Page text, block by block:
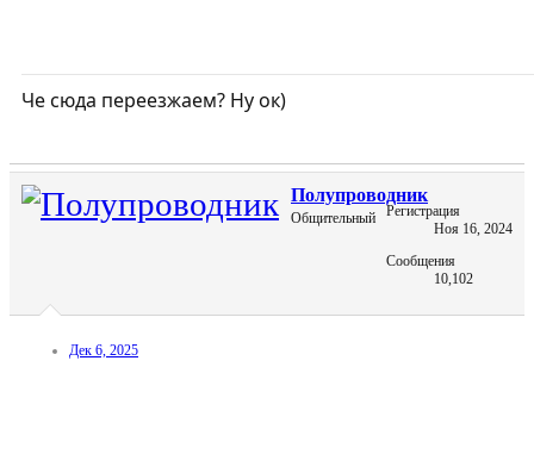
Че сюда переезжаем? Ну ок)
Полупроводник
Общительный
Регистрация
Ноя 16, 2024
Сообщения
10,102
Дек 6, 2025